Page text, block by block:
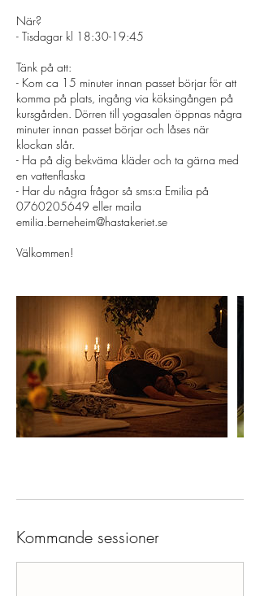
När?
- Tisdagar kl 18:30-19:45
Tänk på att:
- Kom ca 15 minuter innan passet börjar för att
komma på plats, ingång via köksingången på
kursgården. Dörren till yogasalen öppnas några
minuter innan passet börjar och låses när
klockan slår.
- Ha på dig bekväma kläder och ta gärna med
en vattenflaska
- Har du några frågor så sms:a Emilia på
0760205649 eller maila
emilia.berneheim@hastakeriet.se
Välkommen!
Kommande sessioner